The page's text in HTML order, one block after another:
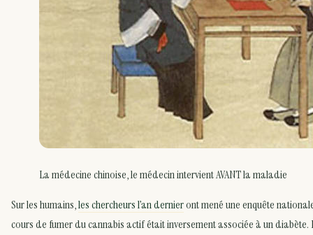
La médecine chinoise, le médecin intervient AVANT la maladie
Sur les humains,les chercheurs l’an dernieront mené une enquête
cours de fumer du cannabis actif était inversement associée à un diabète.